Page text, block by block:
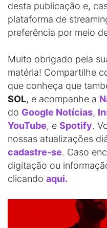
desta publicação e,
plataforma de
preferência por meio
Muito obrigado pela
matéria! Compartilhe
que conheça que
SOL, e acompanhe a
do Google Notícias,
YouTube, e Spotify.
nossas atualizações
cadastre-se. Caso
digitação ou
clicando aqui.